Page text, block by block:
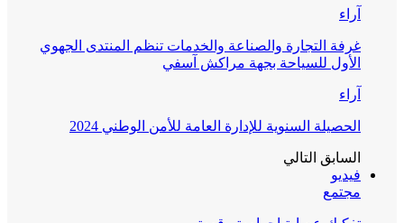
آراء
غرفة التجارة والصناعة والخدمات تنظم المنتدى الجهوي
الأول للسياحة بجهة مراكش آسفي
آراء
الحصيلة السنوية للإدارة العامة للأمن الوطني 2024
السابق التالي
فيديو
مجتمع